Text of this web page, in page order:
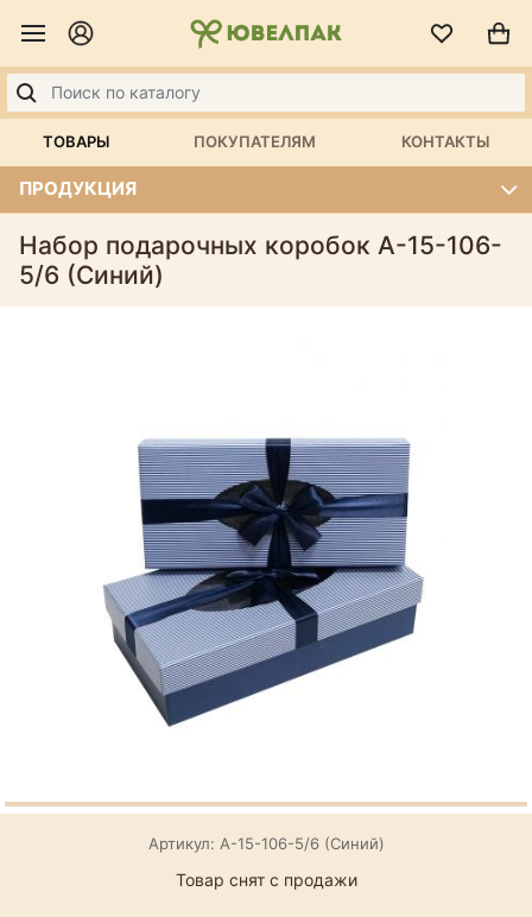
ТОВАРЫ ПОКУПАТЕЛЯМ КОНТАКТЫ
ПРОДУКЦИЯ
Набор подарочных коробок А-15-106-
5/6 (Синий)
Артикул: А-15-106-5/6 (Синий)
Товар снят с продажи